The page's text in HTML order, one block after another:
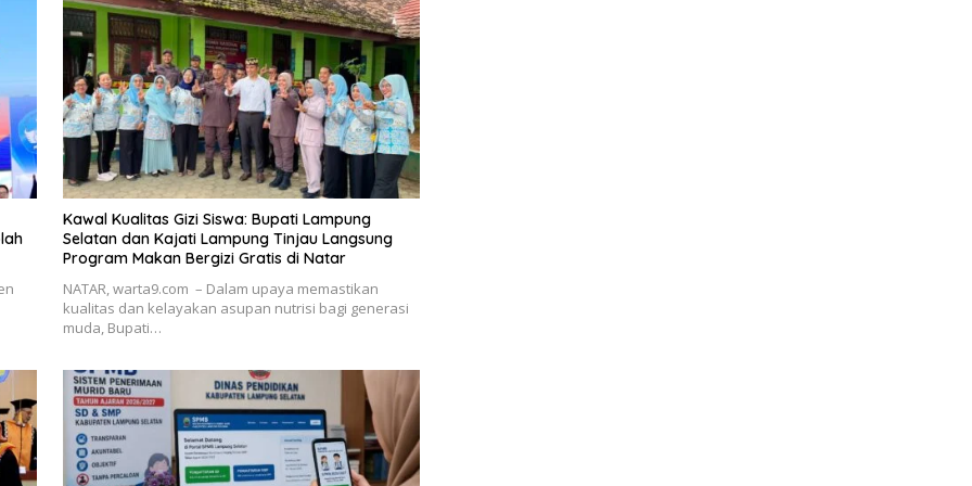
Kawal Kualitas Gizi Siswa: Bupati Lampung
Selatan dan Kajati Lampung Tinjau Langsung
Program Makan Bergizi Gratis di Natar
NATAR, warta9.com – Dalam upaya memastikan
kualitas dan kelayakan asupan nutrisi bagi generasi
muda, Bupati…